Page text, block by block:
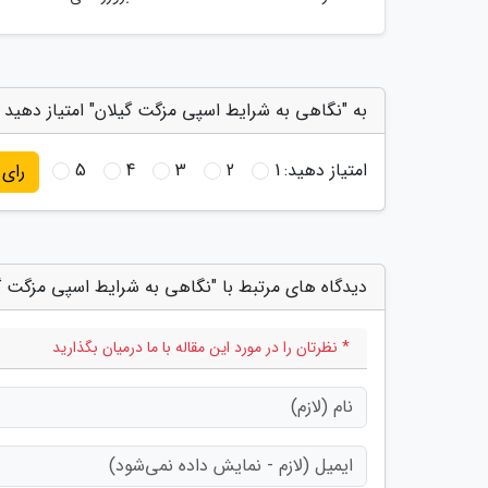
به "نگاهی به شرایط اسپی مزگت گیلان" امتیاز دهید
امتیاز دهید:1
2
3
4
5 رای
دیدگاه های مرتبط با "نگاهی به شرایط اسپی مزگت
* نظرتان را در مورد این مقاله با ما درمیان بگذارید